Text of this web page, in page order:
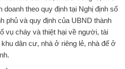
theo quy định tại Nghị định số
phủ và quy định của UBND thành
vụ cháy và thiệt hại về người, tài
dân cư, nhà ở riêng lẻ, nhà để ở